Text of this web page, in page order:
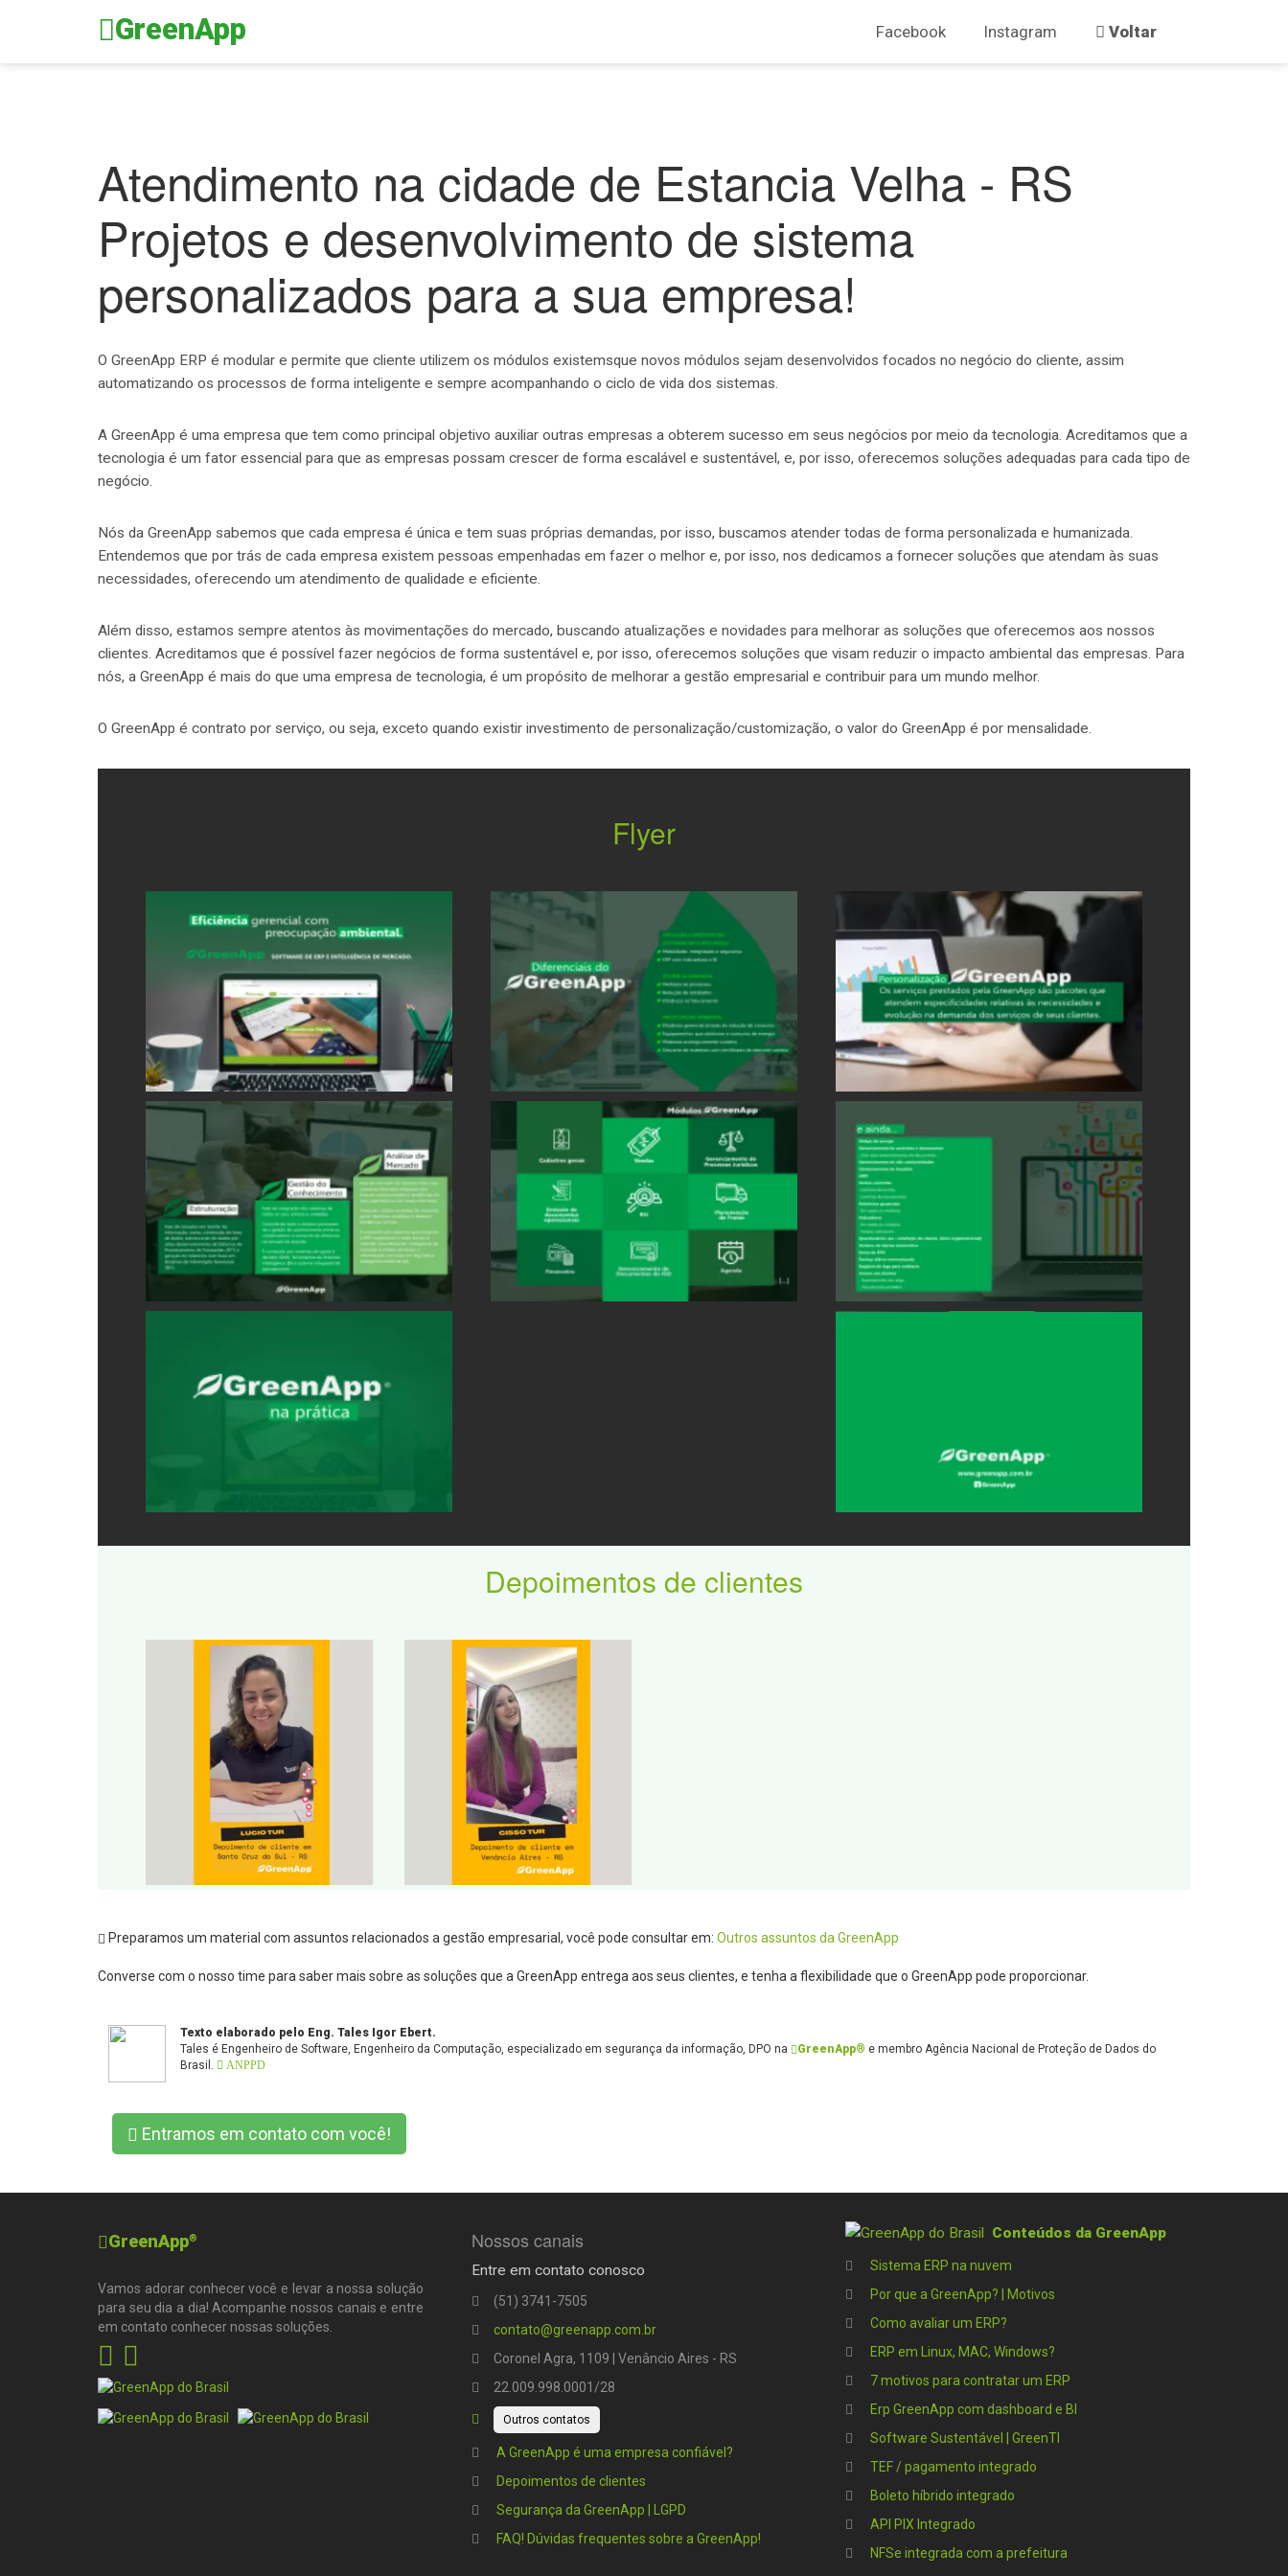
GreenApp Facebook Instagram Voltar
Atendimento na cidade de Estancia Velha - RS
Projetos e desenvolvimento de sistema
personalizados para a sua empresa!
O GreenApp ERP é modular e permite que cliente utilizem os módulos existemsque novos módulos sejam desenvolvidos focados no negócio do cliente, assim
automatizando os processos de forma inteligente e sempre acompanhando o ciclo de vida dos sistemas.
A GreenApp é uma empresa que tem como principal objetivo auxiliar outras empresas a obterem sucesso em seus negócios por meio da tecnologia. Acreditamos que a
tecnologia é um fator essencial para que as empresas possam crescer de forma escalável e sustentável, e, por isso, oferecemos soluções adequadas para cada tipo de
negócio.
Nós da GreenApp sabemos que cada empresa é única e tem suas próprias demandas, por isso, buscamos atender todas de forma personalizada e humanizada.
Entendemos que por trás de cada empresa existem pessoas empenhadas em fazer o melhor e, por isso, nos dedicamos a fornecer soluções que atendam às suas
necessidades, oferecendo um atendimento de qualidade e eficiente.
Além disso, estamos sempre atentos às movimentações do mercado, buscando atualizações e novidades para melhorar as soluções que oferecemos aos nossos
clientes. Acreditamos que é possível fazer negócios de forma sustentável e, por isso, oferecemos soluções que visam reduzir o impacto ambiental das empresas. Para
nós, a GreenApp é mais do que uma empresa de tecnologia, é um propósito de melhorar a gestão empresarial e contribuir para um mundo melhor.
O GreenApp é contrato por serviço, ou seja, exceto quando existir investimento de personalização/customização, o valor do GreenApp é por mensalidade.
Flyer
Depoimentos de clientes
Preparamos um material com assuntos relacionados a gestão empresarial, você pode consultar em: Outros assuntos da GreenApp
Converse com o nosso time para saber mais sobre as soluções que a GreenApp entrega aos seus clientes, e tenha a flexibilidade que o GreenApp pode proporcionar.
Texto elaborado pelo Eng. Tales Igor Ebert.
Tales é Engenheiro de Software, Engenheiro da Computação, especializado em segurança da informação, DPO na
GreenApp® e membro Agência Nacional de Proteção de Dados do
Brasil.
ANPPD
Entramos em contato com você!
GreenApp®
Vamos adorar conhecer você e levar a nossa solução
para seu dia a dia! Acompanhe nossos canais e entre
em contato conhecer nossas soluções.
Nossos canais
Entre em contato conosco
(51) 3741-7505
contato@greenapp.com.br
Coronel Agra, 1109 | Venâncio Aires - RS
22.009.998.0001/28
Outros contatos
A GreenApp é uma empresa confiável?
Depoimentos de clientes
Segurança da GreenApp | LGPD
FAQ! Dúvidas frequentes sobre a GreenApp!
Conteúdos da GreenApp
Sistema ERP na nuvem
Por que a GreenApp? | Motivos
Como avaliar um ERP?
ERP em Linux, MAC, Windows?
7 motivos para contratar um ERP
Erp GreenApp com dashboard e BI
Software Sustentável | GreenTI
TEF / pagamento integrado
Boleto híbrido integrado
API PIX Integrado
NFSe integrada com a prefeitura